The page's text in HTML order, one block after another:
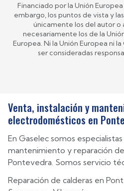
Financiado por la Unión
embargo, los puntos de vista y
únicamente los del autor o
necesariamente los de la
Venta, instalación y
electrodomésticos en
En Gaselec somos
Pontevedra. Somos servicio